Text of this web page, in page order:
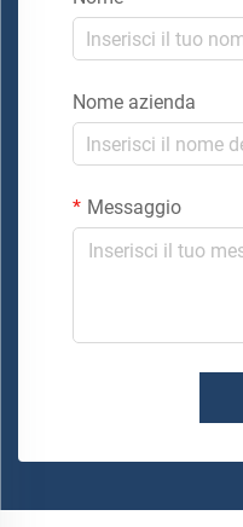
Nome azienda
Messaggio